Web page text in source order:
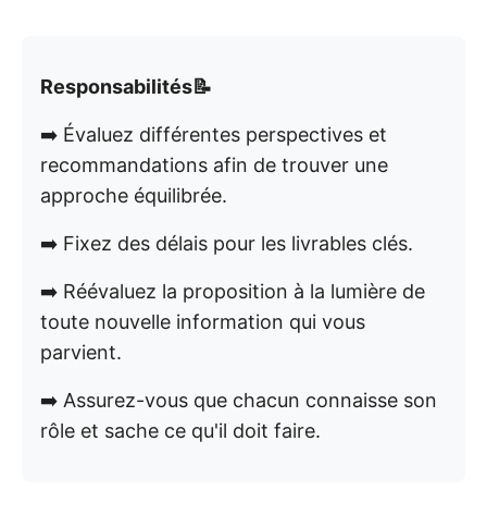
Responsabilités📝
➡️ Évaluez différentes perspectives et
recommandations afin de trouver une
approche équilibrée.
➡️ Fixez des délais pour les livrables clés.
➡️ Réévaluez la proposition à la lumière de
toute nouvelle information qui vous
parvient.
➡️ Assurez-vous que chacun connaisse son
rôle et sache ce qu'il doit faire.